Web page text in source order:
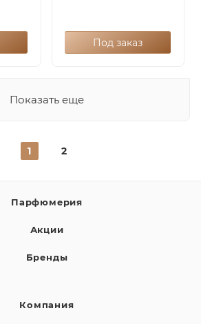
Под заказ
Показать еще
1 2
Парфюмерия
Акции
Бренды
Компания